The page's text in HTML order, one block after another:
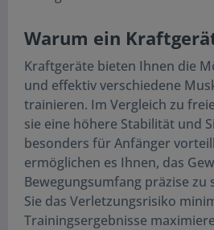
Warum ein
Kraftgeräte bieten Ihnen die
und effektiv verschiedene
trainieren. Im Vergleich zu
sie eine höhere Stabilität und
besonders für Anfänger
ermöglichen es Ihnen, das
Bewegungsumfang präzise
Sie das Verletzungsrisiko
Trainingsergebnisse